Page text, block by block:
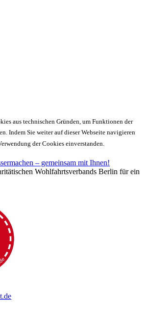
aus technischen Gründen, um Funktionen der
Indem Sie weiter auf dieser Webseite navigieren
der Cookies einverstanden.
– gemeinsam mit Ihnen!
Wohlfahrtsverbands Berlin für ein